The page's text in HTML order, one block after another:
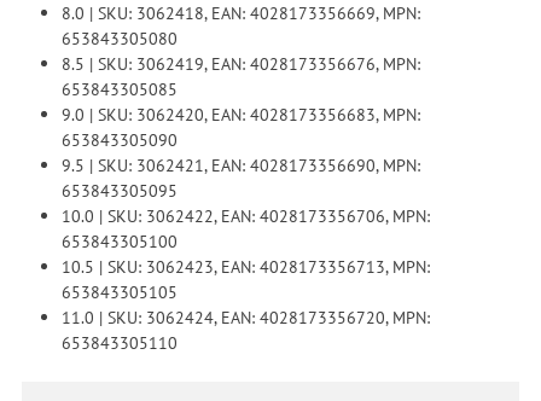
8.0 | SKU: 3062418, EAN: 4028173356669, MPN:
653843305080
8.5 | SKU: 3062419, EAN: 4028173356676, MPN:
653843305085
9.0 | SKU: 3062420, EAN: 4028173356683, MPN:
653843305090
9.5 | SKU: 3062421, EAN: 4028173356690, MPN:
653843305095
10.0 | SKU: 3062422, EAN: 4028173356706, MPN:
653843305100
10.5 | SKU: 3062423, EAN: 4028173356713, MPN:
653843305105
11.0 | SKU: 3062424, EAN: 4028173356720, MPN:
653843305110